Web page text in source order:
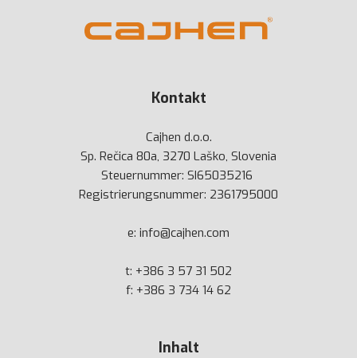
Kontakt
Cajhen d.o.o.
Sp. Rečica 80a, 3270 Laško, Slovenia
Steuernummer: SI65035216
Registrierungsnummer: 2361795000
e: info@cajhen.com
t: +386 3 57 31 502
f: +386 3 734 14 62
Inhalt